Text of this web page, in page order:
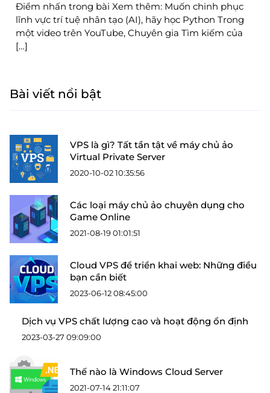
Điểm nhấn trong bài Xem thêm: Muốn chinh phục
lĩnh vực trí tuệ nhân tạo (AI), hãy học Python Trong
một video trên YouTube, Chuyên gia Tìm kiếm của
[…]
Bài viết nổi bật
VPS là gì? Tất tần tật về máy chủ ảo
Virtual Private Server
2020-10-02 10:35:56
Các loại máy chủ ảo chuyên dụng cho
Game Online
2021-08-19 01:01:51
Cloud VPS để triển khai web: Những điều
bạn cần biết
2023-06-12 08:45:00
Dịch vụ VPS chất lượng cao và hoạt động ổn định
2023-03-27 09:09:00
Thế nào là Windows Cloud Server
2021-07-14 21:11:07